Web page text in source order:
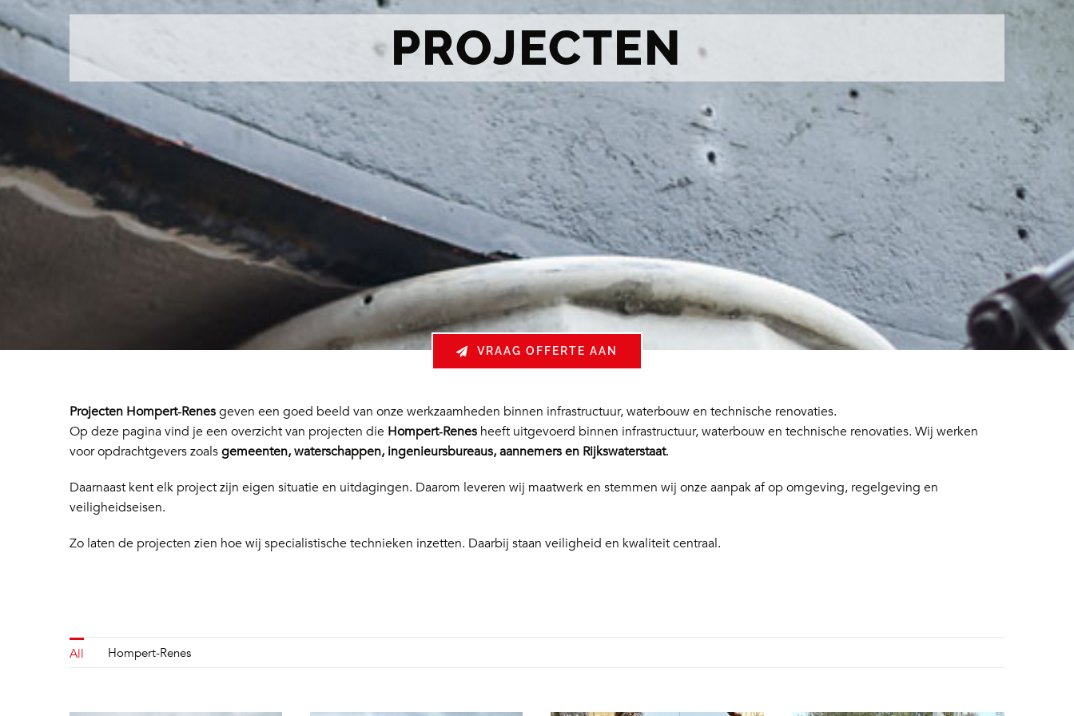
PROJECTEN
VRAAG OFFERTE AAN
Projecten Hompert‑Renesgeven een goed beeld van onze werkzaamheden binnen infrastructuur, waterbouw en technische renovaties.
Op deze pagina vind je een overzicht van projecten die Hompert‑Renesheeft uitgevoerd binnen infrastructuur, waterbouw en technische renovaties. Wij werken
voor opdrachtgevers zoalsgemeenten, waterschappen, ingenieursbureaus, aannemers en Rijkswaterstaat.
Daarnaast kent elk project zijn eigen situatie en uitdagingen. Daarom leveren wij maatwerk en stemmen wij onze aanpak af op omgeving, regelgeving en
veiligheidseisen.
Zo laten de projecten zien hoe wij specialistische technieken inzetten. Daarbij staan veiligheid en kwaliteit centraal.
All Hompert-Renes